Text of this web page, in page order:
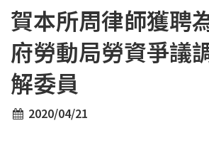
賀本所周律師獲聘
府勞動局勞資爭議
解委員
2020/04/21